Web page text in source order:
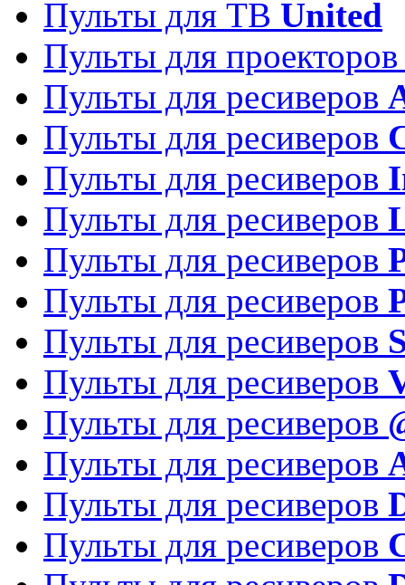
Пульты для ТВ United
Пульты для
Пульты для ресиверов
Пульты для ресиверов
Пульты для ресиверов
Пульты для ресиверов
Пульты для ресиверов
Пульты для ресиверов
Пульты для ресиверов
Пульты для ресиверов
Пульты для ресиверов
Пульты для ресиверов
Пульты для ресиверов
Пульты для ресиверов